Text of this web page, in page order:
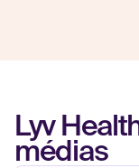
Lyv
médias